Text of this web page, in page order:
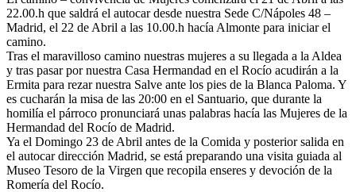
22.00.h que saldrá el autocar desde nuestra Sede C/Nápoles 48 –
Madrid, el 22 de Abril a las 10.00.h hacía Almonte para iniciar el
camino.
Tras el maravilloso camino nuestras mujeres a su llegada a la Aldea
y tras pasar por nuestra Casa Hermandad en el Rocío acudirán a la
Ermita para rezar nuestra Salve ante los pies de la Blanca Paloma. Y
es cucharán la misa de las 20:00 en el Santuario, que durante la
homilía el párroco pronunciará unas palabras hacía las Mujeres de la
Hermandad del Rocío de Madrid.
Ya el Domingo 23 de Abril antes de la Comida y posterior salida en
el autocar dirección Madrid, se está preparando una visita guiada al
Museo Tesoro de la Virgen que recopila enseres y devoción de la
Romería del Rocío.